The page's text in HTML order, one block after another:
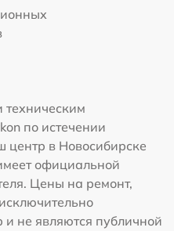
по истечении
центр в Новосибирске
официальной
Цены на ремонт,
не являются публичной